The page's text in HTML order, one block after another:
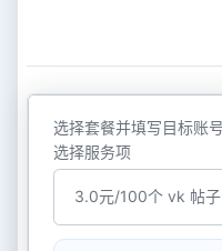
选择套餐并填写目标账号
选择服务项